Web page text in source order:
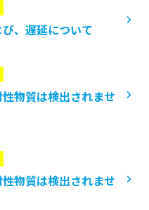
、遅延について
物質は検出されませ
物質は検出されませ